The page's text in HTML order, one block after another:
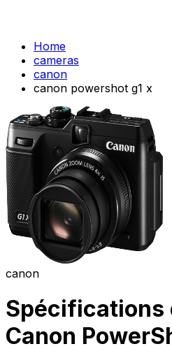
Home
cameras
canon
canon powershot g1 x
canon
Spécifications
Canon